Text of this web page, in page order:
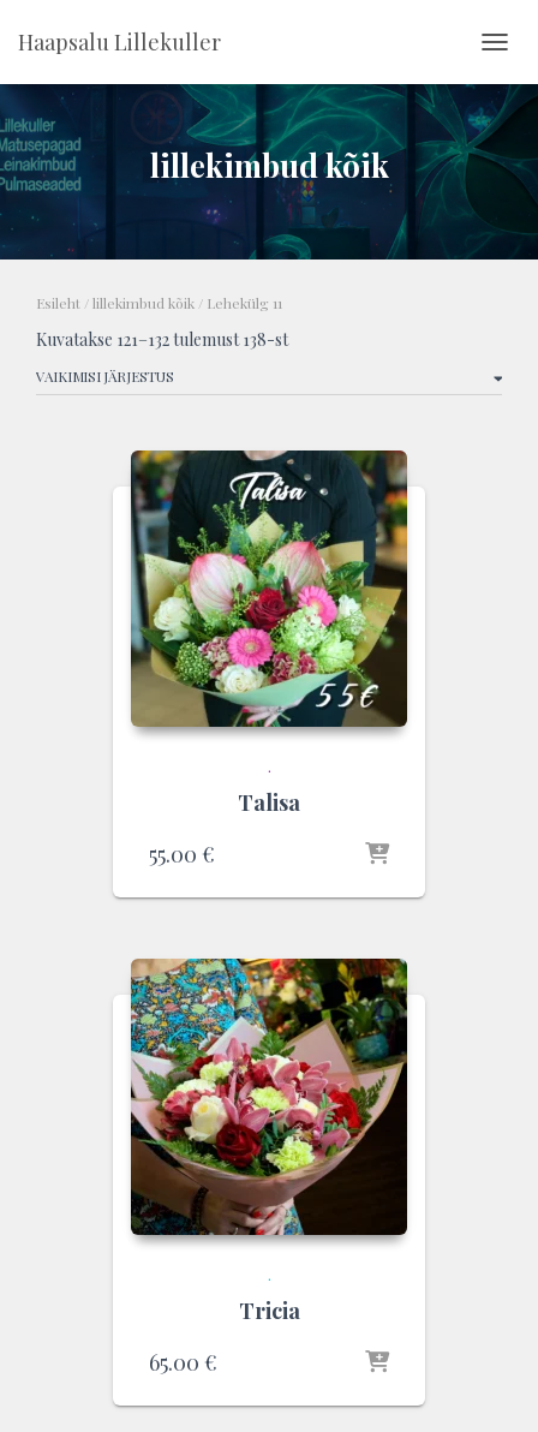
Haapsalu Lillekuller
lillekimbud kõik
Esileht /lillekimbud kõik / Lehekülg 11
Kuvatakse 121–132 tulemust 138-st
.
Talisa
55.00 €
.
Tricia
65.00 €